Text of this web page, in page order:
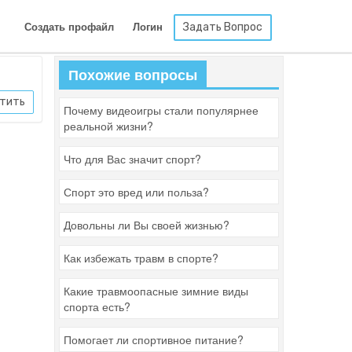
Создать профайл Логин Задать Вопрос
Похожие вопросы
Почему видеоигры стали популярнее
реальной жизни?
Что для Вас значит спорт?
Спорт это вред или польза?
Довольны ли Вы своей жизнью?
Как избежать травм в спорте?
Какие травмоопасные зимние виды
спорта есть?
Помогает ли спортивное питание?